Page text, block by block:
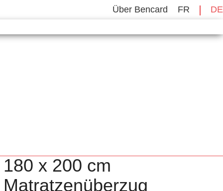
Über Bencard FR DE
180 x 200 cm
Matratzenüberzug